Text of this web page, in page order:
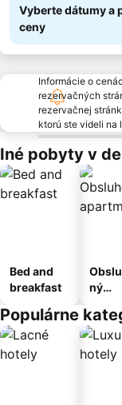
Vyberte dátumy a
ceny
Informácie o
rezervačných
rezervačnej
ktorú ste videli na
Iné pobyty v
Bed and
breakfast
ný
Populárne